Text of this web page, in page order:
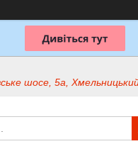
шосе, 5а,